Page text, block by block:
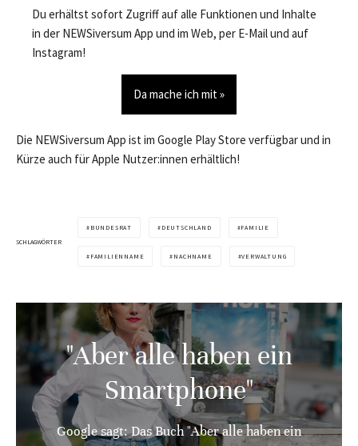
Du erhältst sofort Zugriff auf alle Funktionen und Inhalte
in der NEWSiversum App und im Web, per E-Mail und auf
Instagram!
Da mache ich mit »
Die NEWSiversum App ist im Google Play Store verfügbar und in
Kürze auch für Apple Nutzer:innen erhältlich!
SCHLAGWÖRTER
BUNDESRAT DEUTSCHLAND FAMILIE
FAMILIENNAME NACHNAME VERWALTUNG
"Aber alle haben ein
Smartphone"
Google sagt: Das Buch "Aber alle haben ein